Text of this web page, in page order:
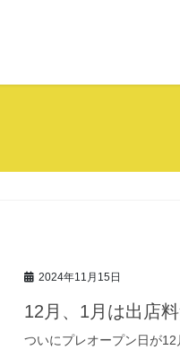
2024年11月15日
12月、1月は出店料
ついにプレオープン日が